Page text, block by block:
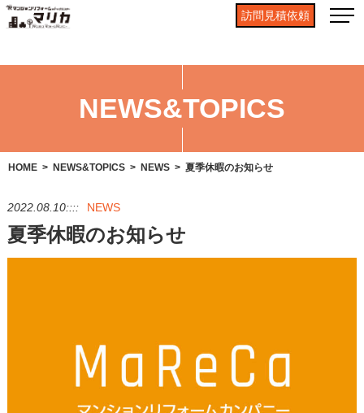
訪問見積依頼
NEWS&TOPICS
HOME NEWS&TOPICS NEWS 夏季休暇のお知らせ
2022.08.10:::: NEWS
夏季休暇のお知らせ